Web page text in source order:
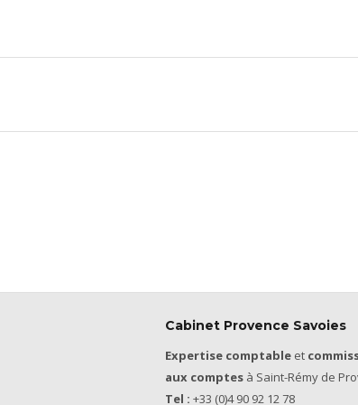
Cabinet Provence Savoies
Expertise comptable et
aux comptes à Saint-Rémy de
Tel : +33 (0)4 90 92 12 78